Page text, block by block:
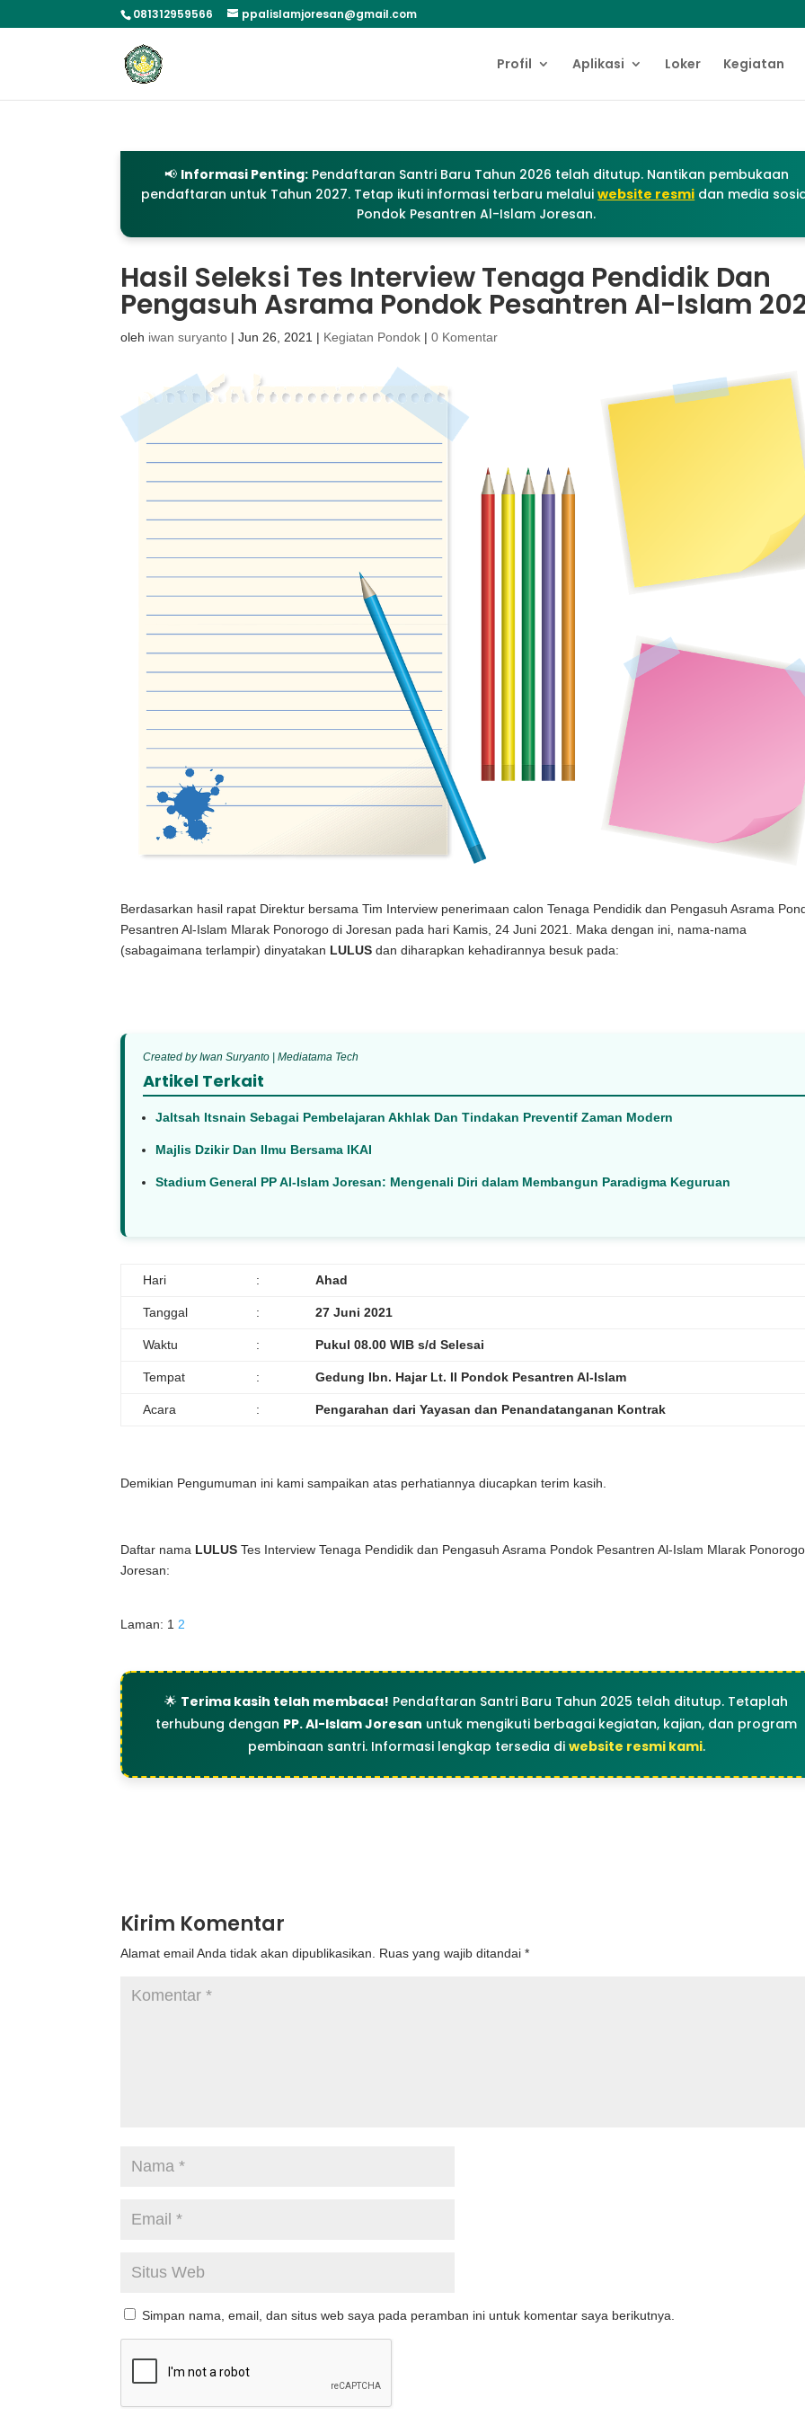
081312959566 ppalislamjoresan@gmail.com
Profil Aplikasi Loker Kegiatan
📢 Informasi Penting:Pendaftaran Santri Baru Tahun 2026 telah ditutup. Nantikan pembukaan
pendaftaran untuk Tahun 2027. Tetap ikuti informasi terbaru melaluiwebsite resmi dan media
Pondok Pesantren Al-Islam Joresan.
Hasil Seleksi Tes Interview Tenaga Pendidik Dan
Pengasuh Asrama Pondok Pesantren Al-Islam
oleh iwan suryanto |Jun 26, 2021 | Kegiatan Pondok |0 Komentar
Berdasarkan hasil rapat Direktur bersama Tim Interview penerimaan calon Tenaga Pendidik dan Pengasuh Asrama
Pesantren Al-Islam Mlarak Ponorogo di Joresan pada hari Kamis, 24 Juni 2021. Maka dengan ini, nama-nama
(sabagaimana terlampir) dinyatakan LULUS dan diharapkan kehadirannya besuk pada:
Created by Iwan Suryanto | Mediatama Tech
Artikel Terkait
Jaltsah Itsnain Sebagai Pembelajaran Akhlak Dan Tindakan Preventif Zaman Modern
Majlis Dzikir Dan Ilmu Bersama IKAI
Stadium General PP Al-Islam Joresan: Mengenali Diri dalam Membangun Paradigma Keguruan
Hari : Ahad
Tanggal : 27 Juni 2021
Waktu : Pukul 08.00 WIB s/d Selesai
Tempat : Gedung Ibn. Hajar Lt. II Pondok Pesantren Al-Islam
Acara : Pengarahan dari Yayasan dan Penandatanganan Kontrak
Demikian Pengumuman ini kami sampaikan atas perhatiannya diucapkan terim kasih.
Daftar nama LULUS Tes Interview Tenaga Pendidik dan Pengasuh Asrama Pondok Pesantren Al-Islam Mlarak
Joresan:
Laman: 1 2
🌟 Terima kasih telah membaca! Pendaftaran Santri Baru Tahun 2025 telah ditutup. Tetaplah
terhubung dengan PP. Al-Islam Joresan untuk mengikuti berbagai kegiatan, kajian, dan program
pembinaan santri. Informasi lengkap tersedia di website resmi kami.
Kirim Komentar
Alamat email Anda tidak akan dipublikasikan. Ruas yang wajib ditandai*
Simpan nama, email, dan situs web saya pada peramban ini untuk komentar saya berikutnya.